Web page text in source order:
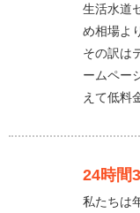
生活水道
め相場よ
その訳は
ームペー
えて低料
24時間
私たちは